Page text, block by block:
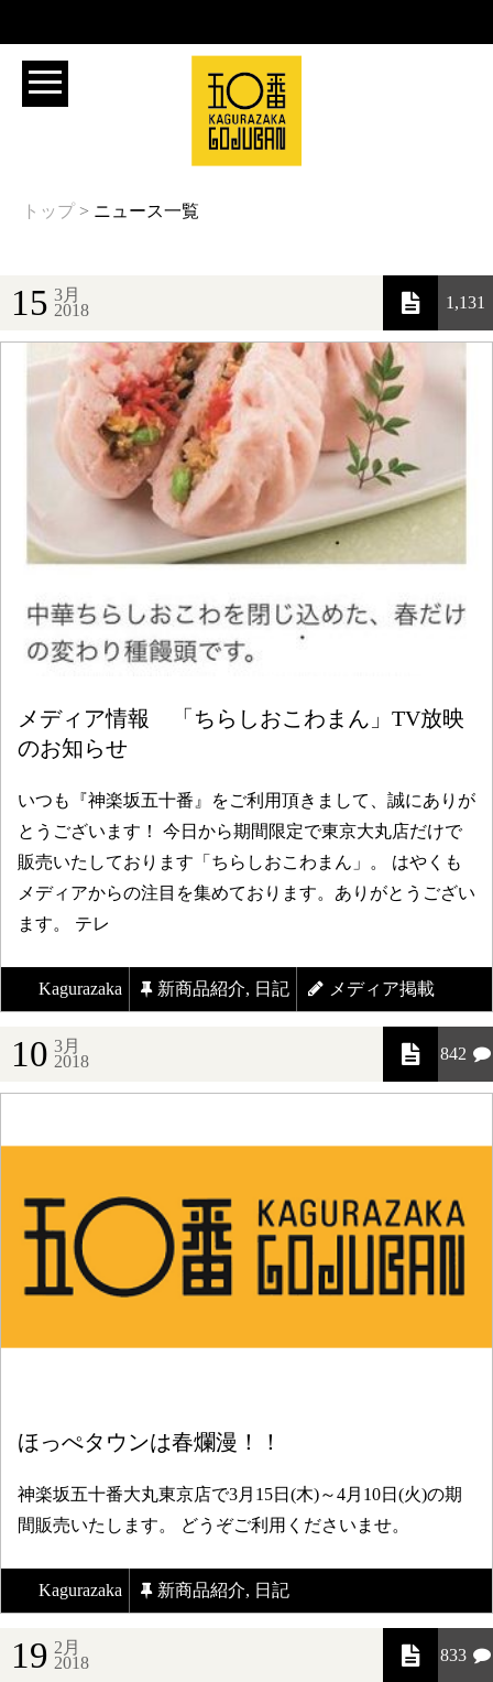
トップ> ニュース一覧
15 3月
2018
1,131
メディア情報 「ちらしおこわまん」TV放映
のお知らせ
いつも『神楽坂五十番』をご利用頂きまして、誠にありが
とうございます！ 今日から期間限定で東京大丸店だけで
販売いたしております「ちらしおこわまん」。 はやくも
メディアからの注目を集めております。ありがとうござい
ます。 テレ
Kagurazaka 新商品紹介, 日記 メディア掲載
10 3月
2018
842
ほっぺタウンは春爛漫！！
神楽坂五十番大丸東京店で3月15日(木)～4月10日(火)の期
間販売いたします。 どうぞご利用くださいませ。
Kagurazaka 新商品紹介, 日記
19 2月
2018
833